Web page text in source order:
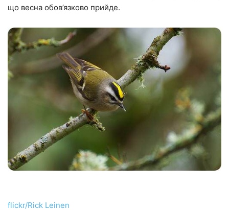
що весна обов’язково прийде.
flickr/Rick Leinen